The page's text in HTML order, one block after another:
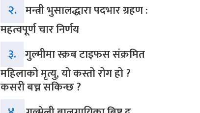
२. मन्त्री भुसालद्धारा पदभार ग्रहण :
महत्वपूर्ण चार निर्णय
३. गुल्मीमा स्क्रब टाइफस संक्रमित
महिलाको मृत्यु, यो कस्तो रोग हो ?
कसरी बच्न सकिन्छ ?